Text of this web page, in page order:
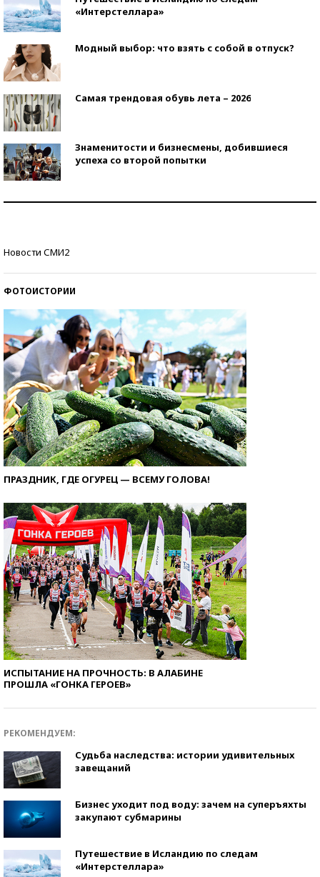
«Интерстеллара»
Модный выбор: что взять с собой в отпуск?
Самая трендовая обувь лета – 2026
Знаменитости и бизнесмены, добившиеся
успеха со второй попытки
Новости СМИ2
ФОТОИСТОРИИ
ПРАЗДНИК, ГДЕ ОГУРЕЦ — ВСЕМУ ГОЛОВА!
ИСПЫТАНИЕ НА ПРОЧНОСТЬ: В АЛАБИНЕ
ПРОШЛА «ГОНКА ГЕРОЕВ»
РЕКОМЕНДУЕМ:
Судьба наследства: истории удивительных
завещаний
Бизнес уходит под воду: зачем на суперъяхты
закупают субмарины
Путешествие в Исландию по следам
«Интерстеллара»